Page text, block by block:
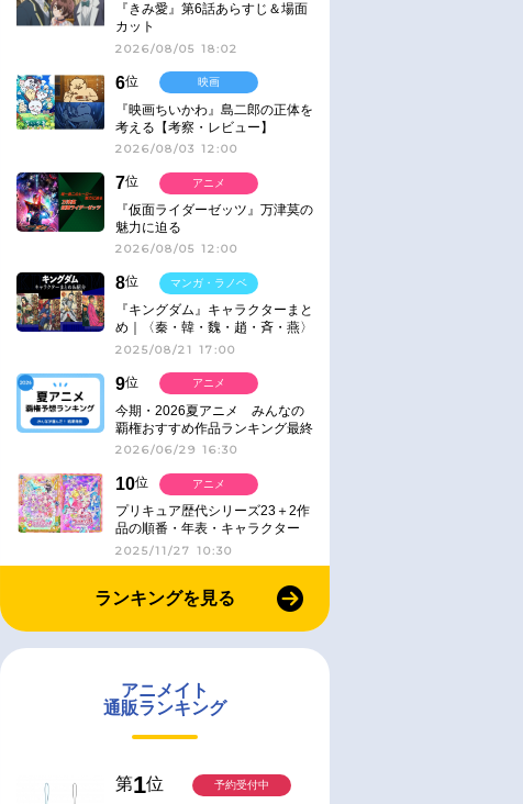
『きみ愛』第6話あらすじ＆場面
カット
2026/08/05 18:02
6位
『映画ちいかわ』島二郎の正体を
考える【考察・レビュー】
2026/08/03 12:00
映画
7位
『仮面ライダーゼッツ』万津莫の
魅力に迫る
2026/08/05 12:00
アニメ
8位
『キングダム』キャラクターまと
め｜〈秦・韓・魏・趙・斉・燕〉
2025/08/21 17:00
マンガ・ラノベ
9位
今期・2026夏アニメ みんなの
覇権おすすめ作品ランキング最終
結果発表！
2026/06/29 16:30
アニメ
10位
プリキュア歴代シリーズ23＋2作
品の順番・年表・キャラクター
【2025年版】
2025/11/27 10:30
アニメ
ランキングを見る
アニメイト
通販ランキング
第1位 予約受付中